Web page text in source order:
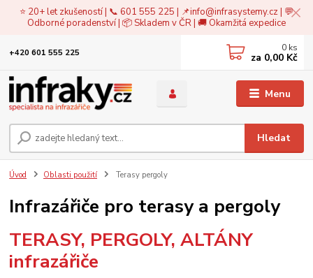
⭐ 20+ let zkušeností | 📞 601 555 225 | 📌info@infrasystemy.cz| 💬
Odborné poradenství | 📦 Skladem v ČR | 🚚 Okamžitá expedice
Menu
Hledat
+420 601 555 225 0 ks
za 0,00 Kč
Úvod Oblasti použití Terasy pergoly
Infrazářiče pro terasy a pergoly
TERASY, PERGOLY, ALTÁNY
infrazářiče